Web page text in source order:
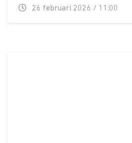
26 februari 2026 / 11:00